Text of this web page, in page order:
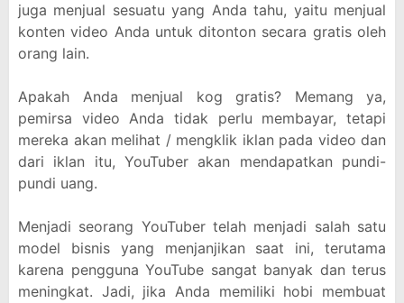
juga menjual sesuatu yang Anda tahu, yaitu menjual
konten video Anda untuk ditonton secara gratis oleh
orang lain.
Apakah Anda menjual kog gratis? Memang ya,
pemirsa video Anda tidak perlu membayar, tetapi
mereka akan melihat / mengklik iklan pada video dan
dari iklan itu, YouTuber akan mendapatkan pundi-
pundi uang.
Menjadi seorang YouTuber telah menjadi salah satu
model bisnis yang menjanjikan saat ini, terutama
karena pengguna YouTube sangat banyak dan terus
meningkat. Jadi, jika Anda memiliki hobi membuat